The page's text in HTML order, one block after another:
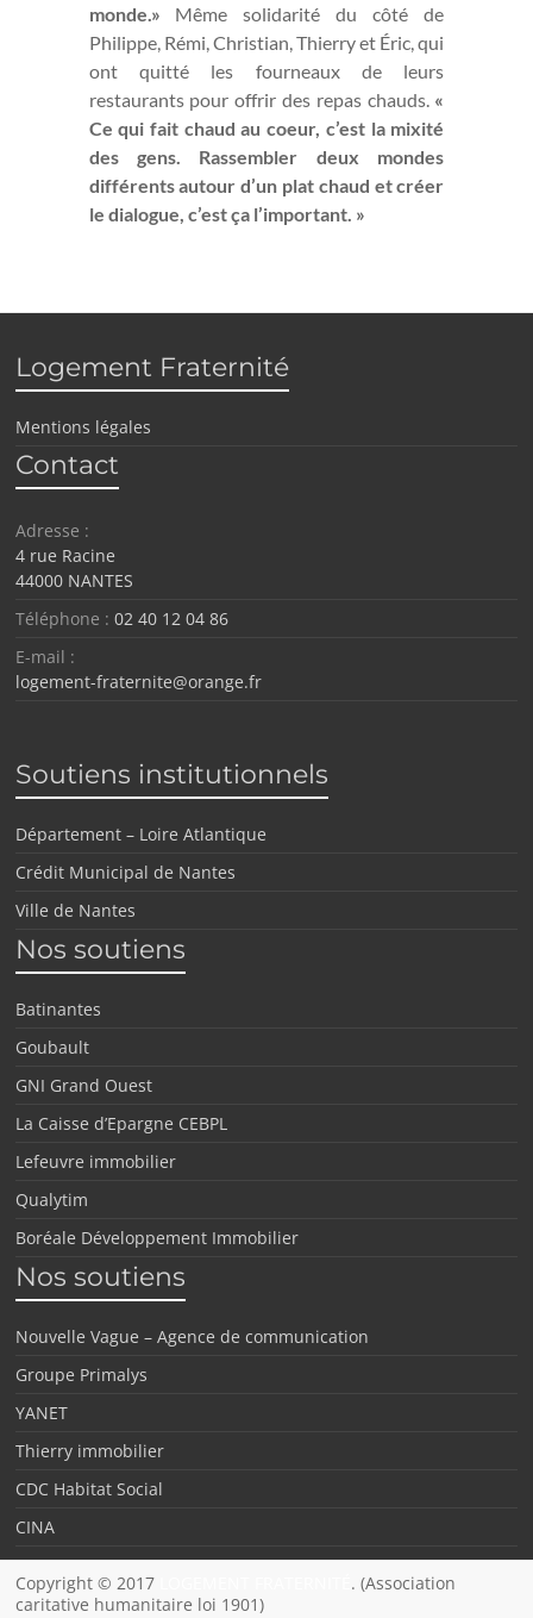
monde.» Même solidarité du côté de
Philippe, Rémi, Christian, Thierry et Éric, qui
ont quitté les fourneaux de leurs
restaurants pour offrir des repas chauds. «
Ce qui fait chaud au coeur, c’est la mixité
des gens. Rassembler deux mondes
différents autour d’un plat chaud et créer
le dialogue, c’est ça l’important. »
Logement Fraternité
Mentions légales
Contact
Adresse :
4 rue Racine
44000 NANTES
Téléphone :02 40 12 04 86
E-mail :
logement-fraternite@orange.fr
Soutiens institutionnels
Département – Loire Atlantique
Crédit Municipal de Nantes
Ville de Nantes
Nos soutiens
Batinantes
Goubault
GNI Grand Ouest
La Caisse d’Epargne CEBPL
Lefeuvre immobilier
Qualytim
Boréale Développement Immobilier
Nos soutiens
Nouvelle Vague – Agence de communication
Groupe Primalys
YANET
Thierry immobilier
CDC Habitat Social
CINA
Copyright © 2017
. (Association
caritative humanitaire loi 1901)